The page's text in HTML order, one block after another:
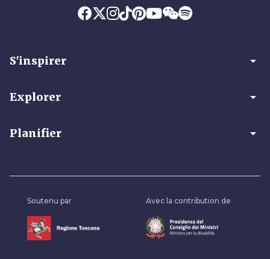
S'inspirer arrow_drop_down
Explorer arrow_drop_down
Planifier arrow_drop_down
Soutenu par Avec la contribution de